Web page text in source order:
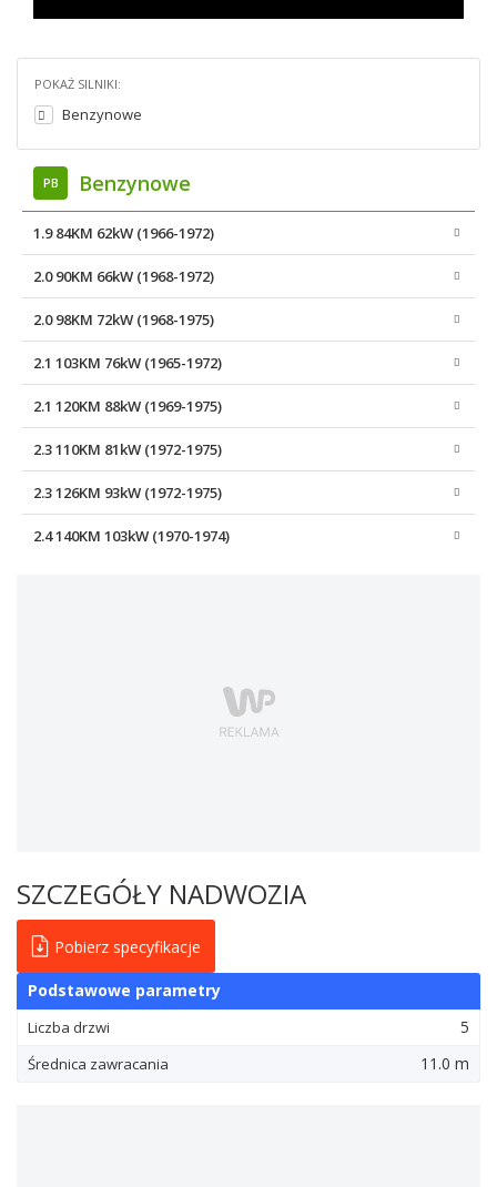
POKAŻ SILNIKI:
Benzynowe
PB Benzynowe
1.9 84KM 62kW (1966-1972)
2.0 90KM 66kW (1968-1972)
2.0 98KM 72kW (1968-1975)
2.1 103KM 76kW (1965-1972)
2.1 120KM 88kW (1969-1975)
2.3 110KM 81kW (1972-1975)
2.3 126KM 93kW (1972-1975)
2.4 140KM 103kW (1970-1974)
SZCZEGÓŁY NADWOZIA
Pobierz specyfikacje
Podstawowe parametry
Liczba drzwi 5
Średnica zawracania 11.0 m